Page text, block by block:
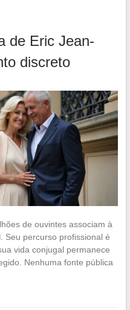
de Eric Jean-
discreto
de ouvintes associam à
Seu percurso profissional é
vida conjugal permanece
Nenhuma fonte pública